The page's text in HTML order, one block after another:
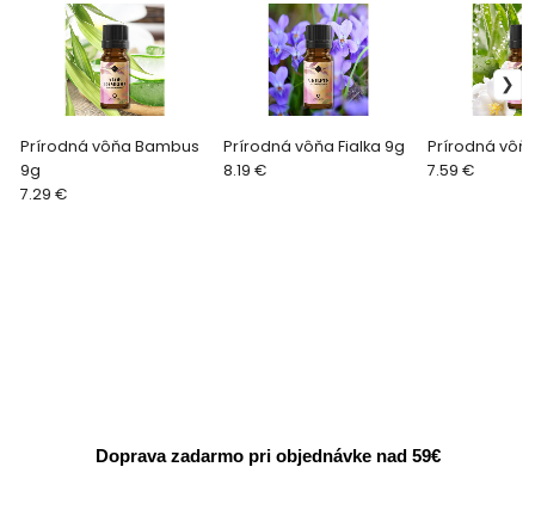
Prírodná vôňa Bambus
9g
7.29 €
Prírodná vôňa Fialka 9g
8.19 €
Prírodná
7.59 €
Doprava zadarmo pri objednávke nad 59€